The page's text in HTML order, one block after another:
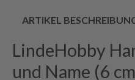
ARTIKEL
LindeHobby
und Name (6